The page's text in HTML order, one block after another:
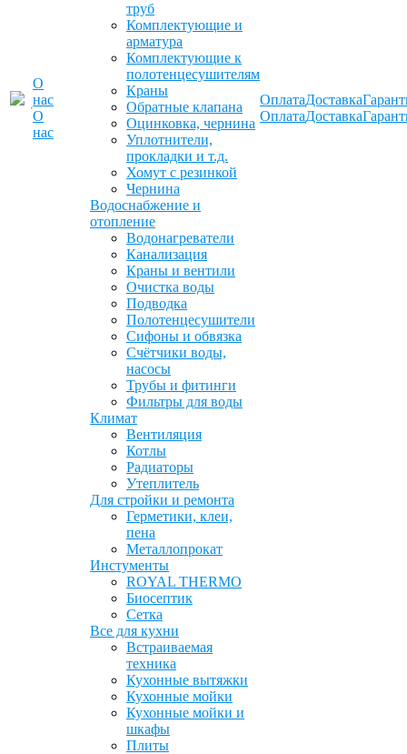
О
нас
О
нас
труб
Комплектующие и
арматура
Комплектующие к
полотенцесушителям
Краны
Обратные клапана
Оцинковка, чернина
Уплотнители,
прокладки и т.д.
Хомут с резинкой
Чернина
Водоснабжение и
отопление
Водонагреватели
Канализация
Краны и вентили
Очистка воды
Подводка
Полотенцесушители
Сифоны и обвязка
Счётчики воды,
насосы
Трубы и фитинги
Фильтры для воды
Климат
Вентиляция
Котлы
Радиаторы
Утеплитель
Для стройки и ремонта
Герметики, клеи,
пена
Металлопрокат
Инстументы
ROYAL THERMO
Биосептик
Сетка
Все для кухни
Встраиваемая
техника
Кухонные вытяжки
Кухонные мойки
Кухонные мойки и
шкафы
Плиты
Оплата
Оплата
Доставка
Доставка